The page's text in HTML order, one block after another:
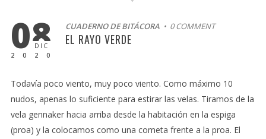
08
DIC
2020
CUADERNO DE BITÁCORA• 0 COMMENT
EL RAYO VERDE
Todavía poco viento, muy poco viento. Como máximo 10
nudos, apenas lo suficiente para estirar las velas. Tiramos de la
vela gennaker hacia arriba desde la habitación en la espiga
(proa) y la colocamos como una cometa frente a la proa. El